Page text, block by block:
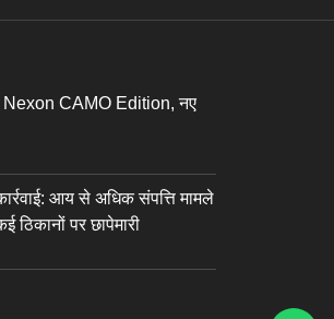
Nexon CAMO Edition, नए
आय से अधिक संपत्ति मामले
ठिकानों पर छापेमारी